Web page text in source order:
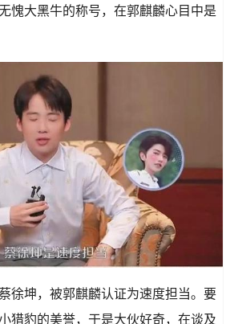
愧大黑牛的称号，在郭麒麟心目中是
徐坤，被郭麒麟认证为速度担当。要
猎豹的美誉，于是大伙好奇，在谈及